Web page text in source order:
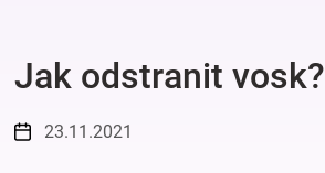
oblečení
Pokojíček
Jak odstranit vosk?
23.11.2021